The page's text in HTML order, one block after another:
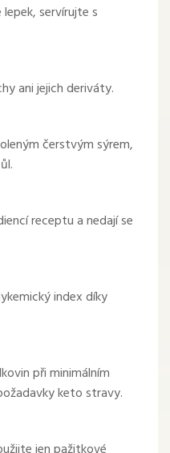
servírujte s
ani jejich deriváty.
čerstvým sýrem,
receptu a nedají se
index díky
při minimálním
keto stravy.